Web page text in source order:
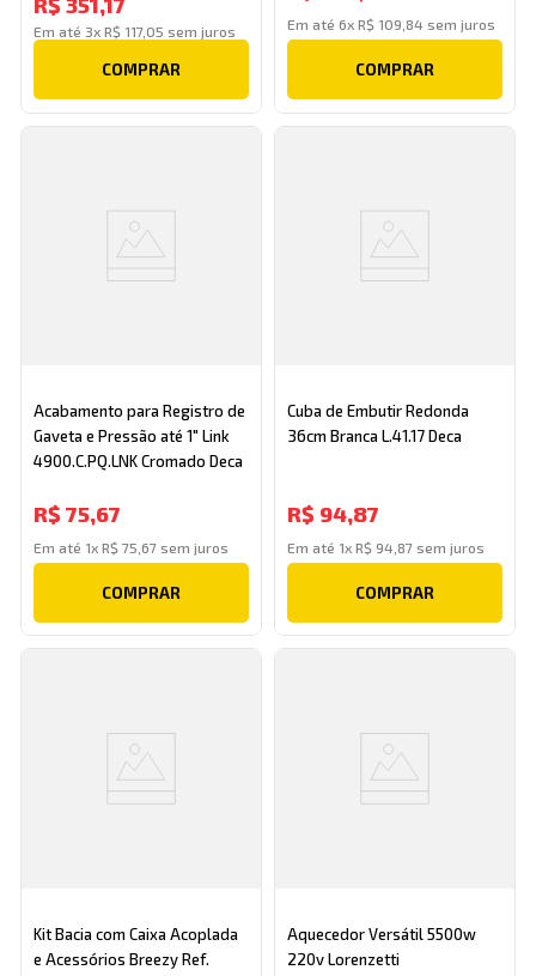
R$ 351 ,17
Em até 3xR$ 117, 05 sem juros
COMPRAR
Em até 6x R$ 109 84 sem juros
COMPRAR
Acabamento para Registro de
Gaveta e Pressão até 1" Link
4900.C.PQ.LNK Cromado Deca
R$ 75,67
Em até 1xR$ 75 ,67 sem juros
COMPRAR
Cuba de Embutir Redonda
36cm Branca L.41.17 Deca
R$ 94,87
Em até 1x R$ 94 87 sem juros
COMPRAR
Kit Bacia com Caixa Acoplada
e Acessórios Breezy Ref.
Aquecedor Versátil 5500w
220v Lorenzetti